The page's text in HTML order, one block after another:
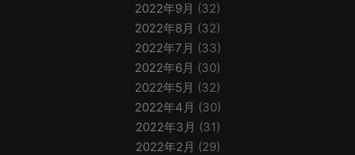
2022年9月 (32)
2022年8月 (32)
2022年7月 (33)
2022年6月 (30)
2022年5月 (32)
2022年4月 (30)
2022年3月 (31)
2022年2月 (29)